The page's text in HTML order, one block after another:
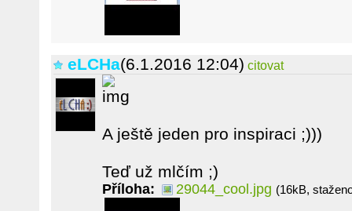
eLCHa(6.1.2016 12:04) citovat
A ještě jeden pro inspiraci ;)))
Teď už mlčím ;)
Příloha: 29044_cool.jpg (16kB,